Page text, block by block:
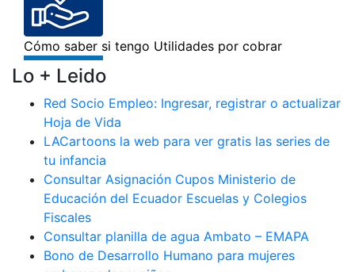
Lo + Leido
Red Socio Empleo: Ingresar, registrar o actualizar
Hoja de Vida
LACartoons la web para ver gratis las series de
tu infancia
Consultar Asignación Cupos Ministerio de
Educación del Ecuador Escuelas y Colegios
Fiscales
Consultar planilla de agua Ambato – EMAPA
Bono de Desarrollo Humano para mujeres